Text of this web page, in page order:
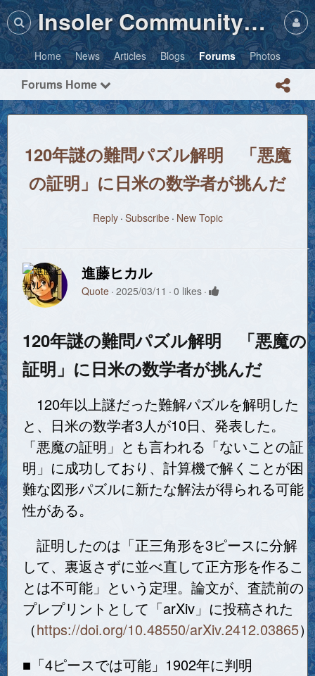
Insoler Community・Photos
Home News Articles Blogs Forums Photos
Forums Home
120年謎の難問パズル解明 「悪魔
の証明」に日米の数学者が挑んだ
Reply Subscribe New Topic
進藤ヒカル
Quote 2025/03/11 0 likes
120年謎の難問パズル解明 「悪魔の
証明」に日米の数学者が挑んだ
120年以上謎だった難解パズルを解明した
と、日米の数学者3人が10日、発表した。
「悪魔の証明」とも言われる「ないことの証
明」に成功しており、計算機で解くことが困
難な図形パズルに新たな解法が得られる可能
性がある。
証明したのは「正三角形を3ピースに分解
して、裏返さずに並べ直して正方形を作るこ
とは不可能」という定理。論文が、査読前の
プレプリントとして「arXiv」に投稿された
（https://doi.org/10.48550/arXiv.2412.03865
■「4ピースでは可能」1902年に判明